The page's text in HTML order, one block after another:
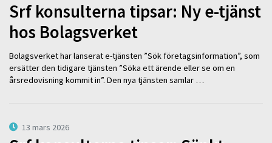
Srf konsulterna tipsar: Ny e-tjänst
hos Bolagsverket
Bolagsverket har lanserat e-tjänsten ”Sök företagsinformation”, som
ersätter den tidigare tjänsten ”Söka ett ärende eller se om en
årsredovisning kommit in”. Den nya tjänsten samlar …
13 mars 2026